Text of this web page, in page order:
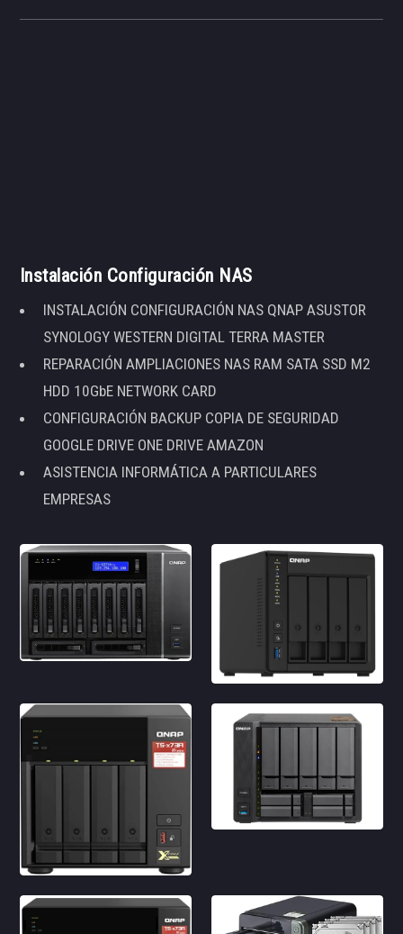
Instalación Configuración NAS
INSTALACIÓN CONFIGURACIÓN NAS QNAP ASUSTOR
SYNOLOGY WESTERN DIGITAL TERRA MASTER
REPARACIÓN AMPLIACIONES NAS RAM SATA SSD M2
HDD 10GbE NETWORK CARD
CONFIGURACIÓN BACKUP COPIA DE SEGURIDAD
GOOGLE DRIVE ONE DRIVE AMAZON
ASISTENCIA INFORMÁTICA A PARTICULARES
EMPRESAS